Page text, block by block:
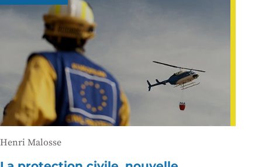
Henri Malosse